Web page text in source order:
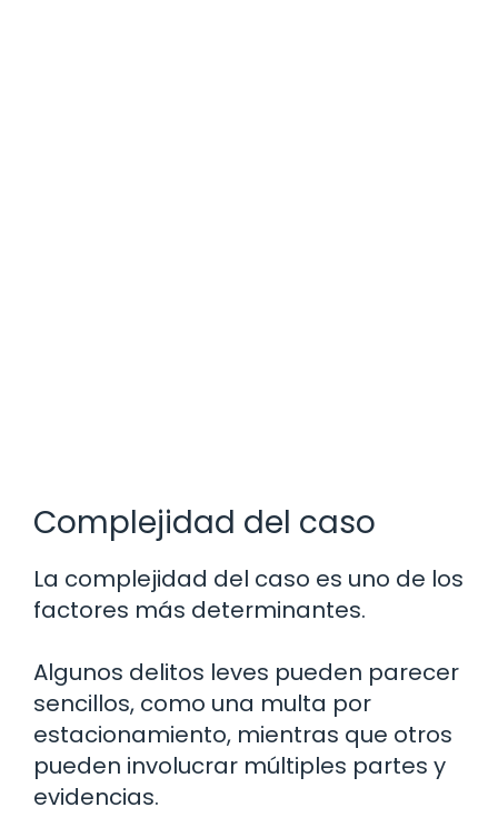
Complejidad del caso
La complejidad del caso es uno de los
factores más determinantes.
Algunos delitos leves pueden parecer
sencillos, como una multa por
estacionamiento, mientras que otros
pueden involucrar múltiples partes y
evidencias.